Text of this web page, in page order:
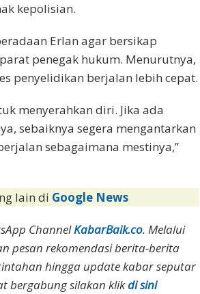
kepolisian.
Erlan agar bersikap
penegak hukum. Menurutnya,
penyelidikan berjalan lebih cepat.
menyerahkan diri. Jika ada
sebaiknya segera mengantarkan
sebagaimana mestinya,”
lain di Google News
ChannelKabarBaik.co. Melalui
pesan rekomendasi berita-berita
hingga update kabar seputar
bergabung silakan klikdi sini